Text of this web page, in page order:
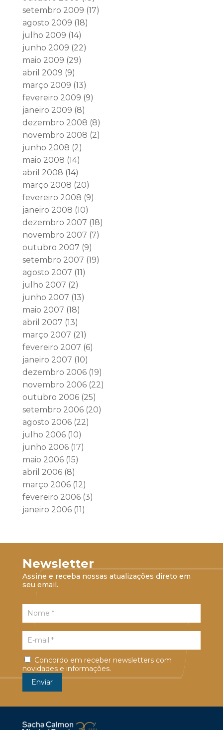
setembro 2009 (17)
agosto 2009 (18)
julho 2009 (14)
junho 2009 (22)
maio 2009 (29)
abril 2009 (9)
março 2009 (13)
fevereiro 2009 (9)
janeiro 2009 (8)
dezembro 2008 (8)
novembro 2008 (2)
junho 2008 (2)
maio 2008 (14)
abril 2008 (14)
março 2008 (20)
fevereiro 2008 (9)
janeiro 2008 (10)
dezembro 2007 (18)
novembro 2007 (7)
outubro 2007 (9)
setembro 2007 (19)
agosto 2007 (11)
julho 2007 (2)
junho 2007 (13)
maio 2007 (18)
abril 2007 (13)
março 2007 (21)
fevereiro 2007 (6)
janeiro 2007 (10)
dezembro 2006(19)
novembro 2006(22)
outubro 2006(25)
setembro 2006(20)
agosto 2006(22)
julho 2006(10)
junho 2006(17)
maio 2006(15)
abril 2006(8)
março 2006(12)
fevereiro 2006(3)
janeiro 2006(11)
Newsletter
Assine e receba nossas atualizações direto em
seu email.
Concordo em receber newsletters com
novidades e informações.